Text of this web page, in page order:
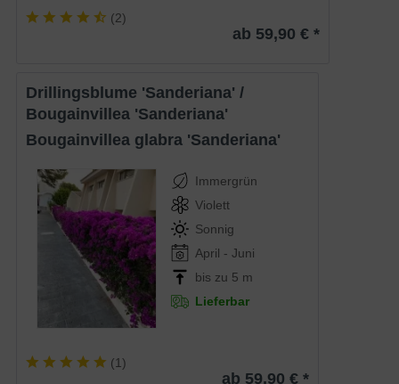
(2)
ab 59,90 € *
Drillingsblume 'Sanderiana' /
Bougainvillea 'Sanderiana'
Bougainvillea glabra 'Sanderiana'
Immergrün
Violett
Sonnig
April - Juni
bis zu 5 m
Lieferbar
(1)
ab 59,90 € *